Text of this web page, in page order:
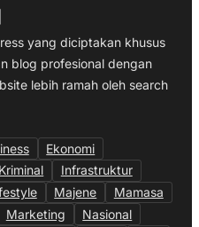
yang diciptakan khusus
blog profesional dengan
lebih ramah oleh search
Ekonomi
Infrastruktur
Majene
Mamasa
Marketing
Nasional